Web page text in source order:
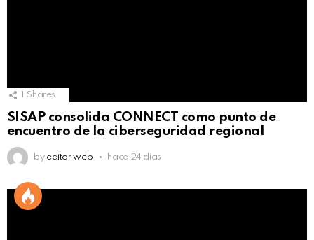
1 Shares
SISAP consolida CONNECT como punto de
encuentro de la ciberseguridad regional
by editor web hace 24 días